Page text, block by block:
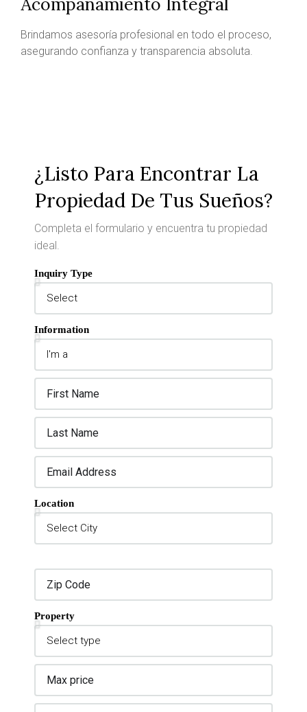
Brindamos asesoría profesional en todo el proceso,
asegurando confianza y transparencia absoluta.
¿Listo Para Encontrar La
Propiedad De Tus Sueños?
Completa el formulario y encuentra tu propiedad
ideal.
Inquiry Type
Information
Location
Property